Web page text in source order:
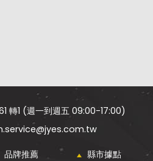
轉1 (週一到週五 09:00-17:00)
品牌推薦 縣市據點